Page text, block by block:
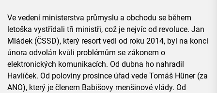
Ve vedení ministerstva průmyslu a obchodu se během
letoška vystřídali tři ministři, což je nejvíc od revoluce. Jan
Mládek (ČSSD), který resort vedl od roku 2014, byl na konci
února odvolán kvůli problémům se zákonem o
elektronických komunikacích. Od dubna ho nahradil
Havlíček. Od poloviny prosince úřad vede Tomáš Hüner (za
ANO), který je členem Babišovy menšinové vlády. Od